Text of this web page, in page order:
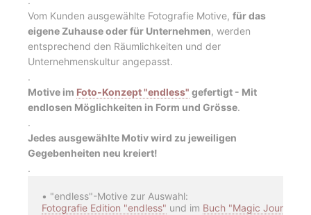
Vom Kunden ausgewählte Fotografie Motive, für das
eigene Zuhause oder für Unternehmen, werden
entsprechend den Räumlichkeiten und der
Unternehmenskultur angepasst.
.
Motive im Foto-Konzept "endless" gefertigt - Mit
endlosen Möglichkeiten in Form und Grösse.
.
Jedes ausgewählte Motiv wird zu jeweiligen
Gegebenheiten neu kreiert!
.
Fotografie Edition "endless" und im Buch "Magic Journey"